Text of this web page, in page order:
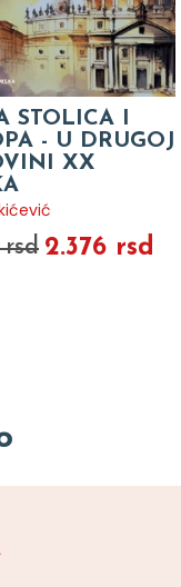
STOLICA I
- U DRUGOJ
XX
rsd 2.376 rsd